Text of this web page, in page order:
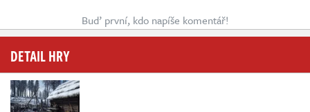
Buď první, kdo napíše komentář!
DETAIL HRY